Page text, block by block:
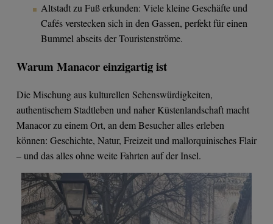
Altstadt zu Fuß erkunden: Viele kleine Geschäfte und
Cafés verstecken sich in den Gassen, perfekt für einen
Bummel abseits der Touristenströme.
Warum Manacor einzigartig ist
Die Mischung aus kulturellen Sehenswürdigkeiten,
authentischem Stadtleben und naher Küstenlandschaft macht
Manacor zu einem Ort, an dem Besucher alles erleben
können: Geschichte, Natur, Freizeit und mallorquinisches Flair
– und das alles ohne weite Fahrten auf der Insel.